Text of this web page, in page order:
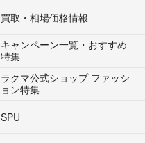
買取・相場価格情報
キャンペーン一覧・おすすめ
特集
ラクマ公式ショップ ファッシ
ョン特集
SPU